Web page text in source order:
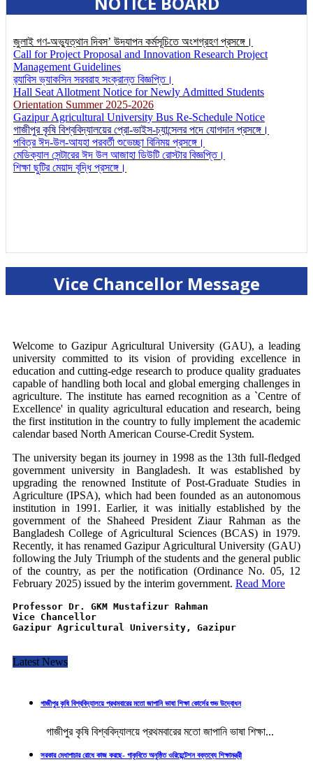
জুলাই গণ-অভ্যুত্থান দিবস’ উদযাপন কর্মসূচিতে অংশগ্রহণ প্রসঙ্গে।
Call for Project Proposal and Innovation Research Project
Management Guidelines
র‌্যাবিস ভ্যাকসিন সরবরাহ সংক্রান্ত বিজ্ঞপ্তি।
Hall Seat Allotment Notice for Newly Admitted Students
Orientation Summer 2025-2026
Gazipur Agricultural University Bus Re-Schedule Notice
গাজীপুর কৃষি বিশ্ববিদ্যালয়ের প্রো-ভাইস-চ্যান্সেলর পদে যোগদান প্রসঙ্গে।
পবিত্র ঈদ-উল-আযহা পরবর্তী শুভেচ্ছা বিনিময় প্রসঙ্গে।
মেডিক্যাল সেন্টারের ঈদ উল আজাহা ডিউটি রোস্টার বিজ্ঞপ্তি।
শিক্ষা ছুটির মেয়াদ বৃদ্ধি প্রসঙ্গে।
Vice Chancellor Message
Welcome to Gazipur Agricultural University (GAU), a leading
university committed to its vision of providing excellence in
education and cutting-edge research to produce quality graduates
capable of handling both local and global emerging challenges in
agriculture. The institute has earned recognition as a `Centre of
Excellence' in quality agricultural education and research, being
the first institution in the country to fully implement the academic
calendar based North American Course-Credit System.
The university began its journey in 1998 as the 13th full-fledged
government university in Bangladesh. It was established by
upgrading the renowned Institute of Post-Graduate Studies in
Agriculture (IPSA), which had been founded as an autonomous
institution in 1991. Earlier, it was initially established by the
government of the Shaheed President Ziaur Rahman as the
Bangladesh College of Agricultural Sciences (BCAS) in 1979.
Recently, it has renamed Gazipur Agricultural University (GAU)
following the July Triumph of the students and the general public
of the country, as per the notification (Ordinance No. 05, 12
February 2025) issued by the interim government. Read More
Professor Dr. GKM Mustafizur Rahman
Gazipur Agricultural University, Gazipur
Latest News
গাজীপুর কৃষি বিশ্ববিদ্যালয়ে প্রথমবারের মতো জাপানি ভাষা শিক্ষা কোর্সের শুভ উদ্বোধন
গাজীপুর কৃষি বিশ্ববিদ্যালয়ে প্রথমবারের মতো জাপানি ভাষা শিক্ষা...
সরকার মেধাপাচার রোধে কাজ করছে- গাকৃবিতে অনুষ্ঠিত ওরিয়েন্টেশন বক্তব্যে শিক্ষামন্ত্রী